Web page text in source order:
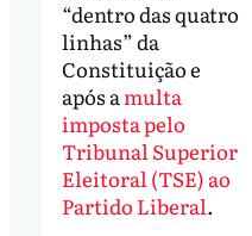
“dentro das quatro
linhas” da
Constituição e
após amulta
imposta pelo
Tribunal Superior
Eleitoral (TSE) ao
Partido Liberal.